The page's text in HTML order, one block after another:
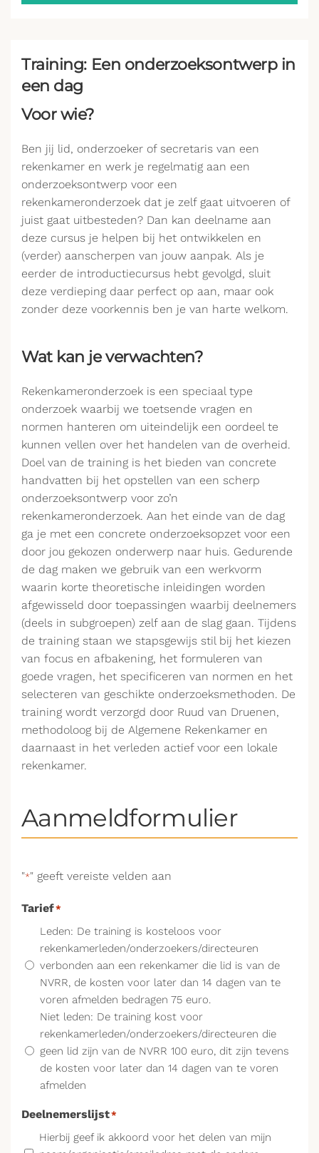
Training: Een onderzoeksontwerp in
een dag
Voor wie?
Ben jij lid, onderzoeker of secretaris van een
rekenkamer en werk je regelmatig aan een
onderzoeksontwerp voor een
rekenkameronderzoek dat je zelf gaat uitvoeren of
juist gaat uitbesteden? Dan kan deelname aan
deze cursus je helpen bij het ontwikkelen en
(verder) aanscherpen van jouw aanpak. Als je
eerder de introductiecursus hebt gevolgd, sluit
deze verdieping daar perfect op aan, maar ook
zonder deze voorkennis ben je van harte welkom.
Wat kan je verwachten?
Rekenkameronderzoek is een speciaal type
onderzoek waarbij we toetsende vragen en
normen hanteren om uiteindelijk een oordeel te
kunnen vellen over het handelen van de overheid.
Doel van de training is het bieden van concrete
handvatten bij het opstellen van een scherp
onderzoeksontwerp voor zo’n
rekenkameronderzoek. Aan het einde van de dag
ga je met een concrete onderzoeksopzet voor een
door jou gekozen onderwerp naar huis. Gedurende
de dag maken we gebruik van een werkvorm
waarin korte theoretische inleidingen worden
afgewisseld door toepassingen waarbij deelnemers
(deels in subgroepen) zelf aan de slag gaan. Tijdens
de training staan we stapsgewijs stil bij het kiezen
van focus en afbakening, het formuleren van
goede vragen, het specificeren van normen en het
selecteren van geschikte onderzoeksmethoden. De
training wordt verzorgd door Ruud van Druenen,
methodoloog bij de Algemene Rekenkamer en
daarnaast in het verleden actief voor een lokale
rekenkamer.
Aanmeldformulier
"*" geeft vereiste velden aan
Tarief*
Leden: De training is kosteloos voor
rekenkamerleden/onderzoekers/directeuren
verbonden aan een rekenkamer die lid is van de
NVRR, de kosten voor later dan 14 dagen van te
voren afmelden bedragen 75 euro.
Niet leden: De training kost voor
rekenkamerleden/onderzoekers/directeuren die
geen lid zijn van de NVRR 100 euro, dit zijn tevens
de kosten voor later dan 14 dagen van te voren
afmelden
Deelnemerslijst*
Hierbij geef ik akkoord voor het delen van mijn